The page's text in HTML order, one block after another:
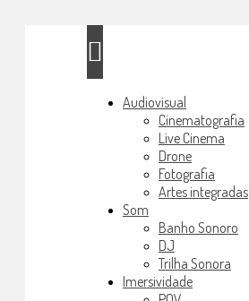
Audiovisual
Cinematografia
Live Cinema
Drone
Fotografia
Artes integradas
Som
Banho Sonoro
DJ
Trilha Sonora
Imersividade